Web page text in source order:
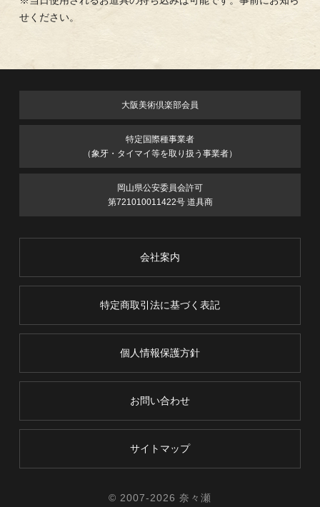
せください。
大阪美術倶楽部会員
特定国際種事業者
（象牙・タイマイ等を取り扱う事業者）
岡山県公安委員会許可
第721010011422号 道具商
会社案内
特定商取引法に基づく表記
個人情報保護方針
お問い合わせ
サイトマップ
© 2007-2026 奈々瀬